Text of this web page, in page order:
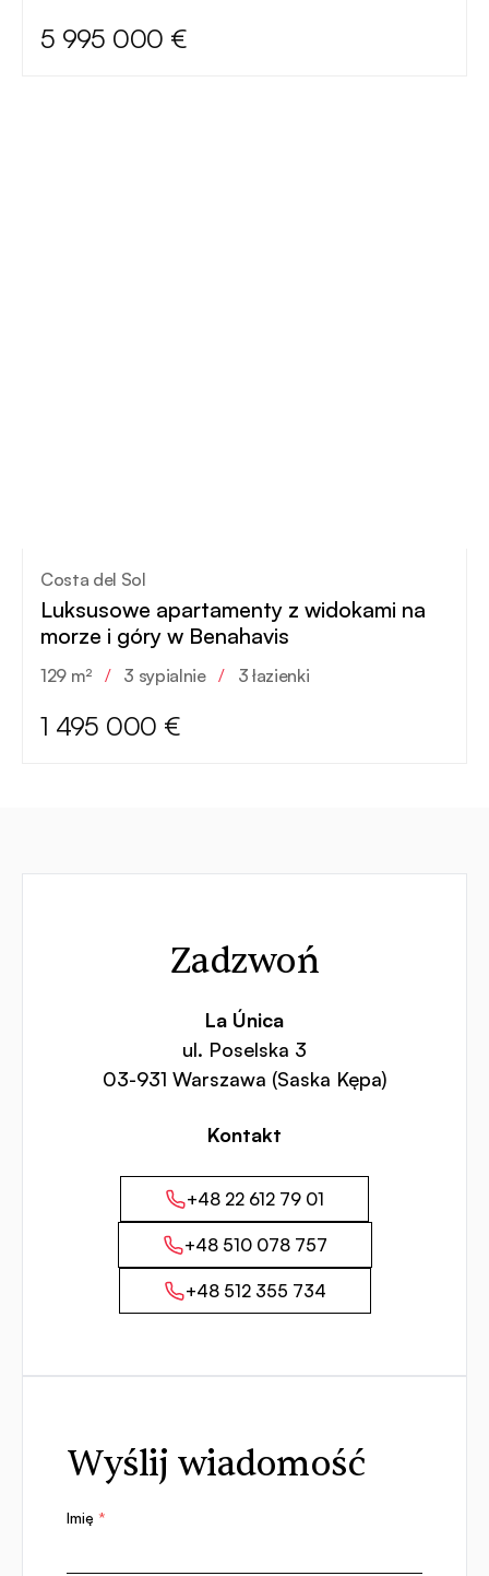
5 995 000 €
Costa del Sol
Luksusowe apartamenty z widokami na
morze i góry w Benahavis
129 m² / 3 sypialnie / 3 łazienki
1 495 000 €
Zadzwoń
La Única
ul. Poselska 3
03-931 Warszawa (Saska Kępa)
Kontakt
+48 22 612 79 01
+48 510 078 757
+48 512 355 734
Wyślij wiadomość
Imię *